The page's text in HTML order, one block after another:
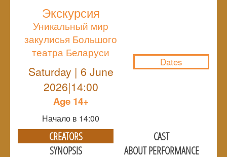
Экскурсия
Уникальный мир
закулисья Большого
театра Беларуси
Saturday | 6 June
2026|14:00
Age 14+
Начало в 14:00
Dates
CREATORS
CAST
SYNOPSIS
ABOUT PERFORMANCE